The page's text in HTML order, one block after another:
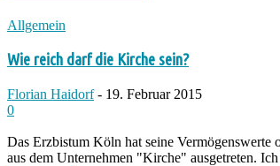
Allgemein
Wie reich darf die Kirche sein?
Florian Haidorf - 19. Februar 2015
0
Das Erzbistum Köln hat seine
aus dem Unternehmen "Kirche" ausgetreten.